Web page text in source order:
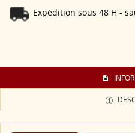
Expédition sous 48 H -